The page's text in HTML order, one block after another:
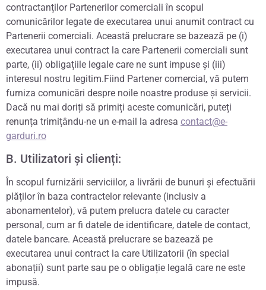
contractanților Partenerilor comerciali în scopul
comunicărilor legate de executarea unui anumit contract cu
Partenerii comerciali. Această prelucrare se bazează pe (i)
executarea unui contract la care Partenerii comerciali sunt
parte, (ii) obligațiile legale care ne sunt impuse și (iii)
interesul nostru legitim.Fiind Partener comercial, vă putem
furniza comunicări despre noile noastre produse și servicii.
Dacă nu mai doriți să primiți aceste comunicări, puteți
renunța trimițându-ne un e-mail la adresa contact@e-
garduri.ro
B. Utilizatori și clienți:
În scopul furnizării serviciilor, a livrării de bunuri și efectuării
plăților în baza contractelor relevante (inclusiv a
abonamentelor), vă putem prelucra datele cu caracter
personal, cum ar fi datele de identificare, datele de contact,
datele bancare. Această prelucrare se bazează pe
executarea unui contract la care Utilizatorii (în special
abonații) sunt parte sau pe o obligație legală care ne este
impusă.